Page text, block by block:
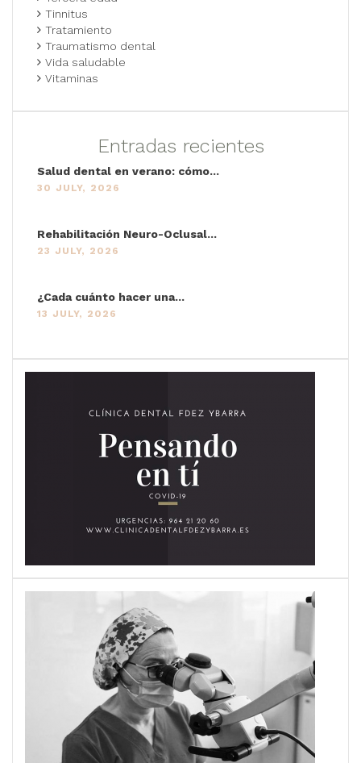
Tinnitus
Tratamiento
Traumatismo dental
Vida saludable
Vitaminas
Entradas recientes
Salud dental en verano: cómo...
30 JULY, 2026
Rehabilitación Neuro-Oclusal...
23 JULY, 2026
¿Cada cuánto hacer una...
13 JULY, 2026